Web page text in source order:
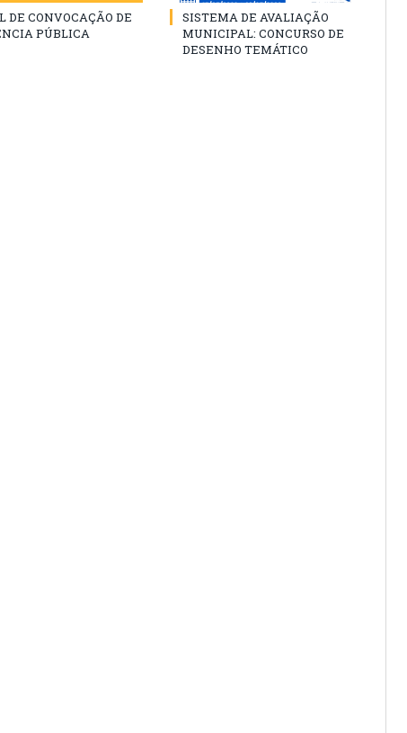
DE CONVOCAÇÃO DE
PÚBLICA
SISTEMA DE AVALIAÇÃO
MUNICIPAL: CONCURSO DE
DESENHO TEMÁTICO